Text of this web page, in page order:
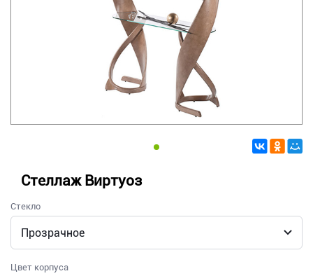
Стеллаж Виртуоз
Стекло
Цвет корпуса